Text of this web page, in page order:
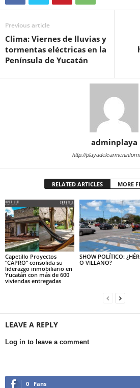
Previous article
Clima: Viernes de lluvias y
tormentas eléctricas en la
Península de Yucatán
adminplaya
http://
RELATED ARTICLES MORE
Capetillo Proyectos
“CAPRO” consolida su
liderazgo inmobiliario en
Yucatán con más de 600
viviendas entregadas
SHOW POLÍTICO:
O VILLANO?
LEAVE A REPLY
Log in to leave a comment
0 Fans